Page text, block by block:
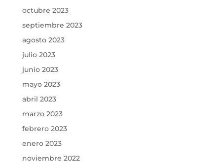
octubre 2023
septiembre 2023
agosto 2023
julio 2023
junio 2023
mayo 2023
abril 2023
marzo 2023
febrero 2023
enero 2023
noviembre 2022